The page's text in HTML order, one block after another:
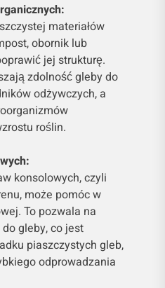
materiałów
obornik lub
jej strukturę.
zdolność gleby do
odżywczych, a
roślin.
konsolowych, czyli
może pomóc w
To pozwala na
gleby, co jest
piaszczystych gleb,
odprowadzania